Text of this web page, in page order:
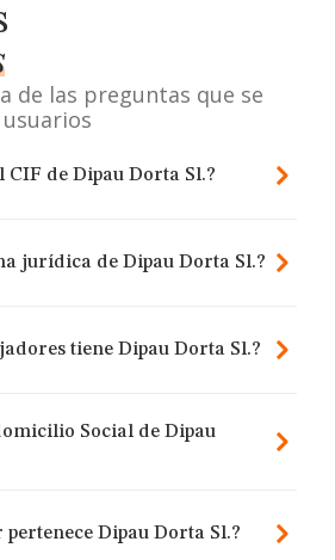
de las preguntas que se
CIF de Dipau Dorta Sl.?
jurídica de Dipau Dorta Sl.?
tiene Dipau Dorta Sl.?
Social de Dipau
pertenece Dipau Dorta Sl.?